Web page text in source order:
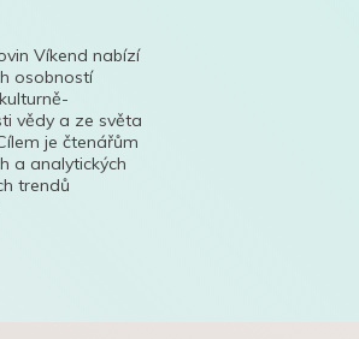
Víkend nabízí
osobností
vědy a ze světa
je čtenářům
a analytických
trendů